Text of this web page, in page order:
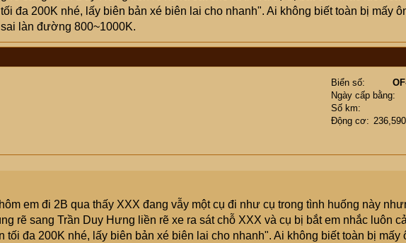
đa 200K nhé, lấy biên bản xé biên lai cho nhanh". Ai không biết toàn bị mấy
làn đường 800~1000K.
Biển số
Ngày cấp bằng
Số km
Động cơ
em đi 2B qua thấy XXX đang vẫy một cụ đi như cụ trong tình huống này
rẽ sang Trần Duy Hưng liền rẽ xe ra sát chỗ XXX và cụ bị bắt em nhắc luôn
tối đa 200K nhé, lấy biên bản xé biên lai cho nhanh". Ai không biết toàn bị mấy